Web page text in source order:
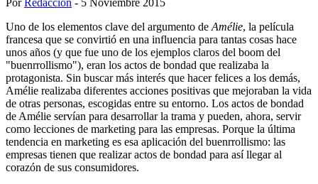
PorRedacción - 5 Noviembre 2015
Uno de los elementos clave del argumento de Amélie, la película
francesa que se convirtió en una influencia para tantas cosas hace
unos años (y que fue uno de los ejemplos claros del boom del
"buenrrollismo"), eran los actos de bondad que realizaba la
protagonista. Sin buscar más interés que hacer felices a los demás,
Amélie realizaba diferentes acciones positivas que mejoraban la vida
de otras personas, escogidas entre su entorno. Los actos de bondad
de Amélie servían para desarrollar la trama y pueden, ahora, servir
como lecciones de marketing para las empresas. Porque la última
tendencia en marketing es esa aplicación del buenrrollismo: las
empresas tienen que realizar actos de bondad para así llegar al
corazón de sus consumidores.